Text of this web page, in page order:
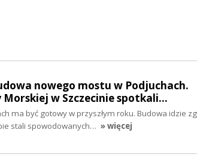
nowego mostu w Podjuchach.
Morskiej w Szczecinie spotkali…
ma być gotowy w przyszłym roku. Budowa idzie
stali spowodowanych… » więcej